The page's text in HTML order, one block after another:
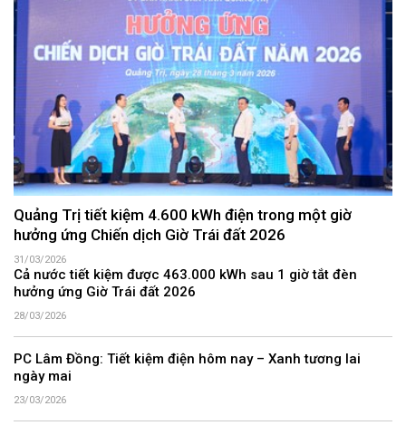
Quảng Trị tiết kiệm 4.600 kWh điện trong một giờ
hưởng ứng Chiến dịch Giờ Trái đất 2026
31/03/2026
Cả nước tiết kiệm được 463.000 kWh sau 1 giờ tắt đèn
hưởng ứng Giờ Trái đất 2026
28/03/2026
PC Lâm Đồng: Tiết kiệm điện hôm nay – Xanh tương lai
ngày mai
23/03/2026